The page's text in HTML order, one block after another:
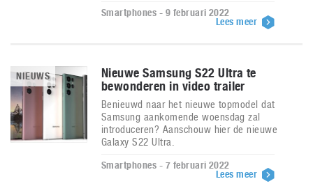
Smartphones - 9 februari 2022
Lees meer
NIEUWS
Nieuwe Samsung S22 Ultra te
bewonderen in video trailer
Benieuwd naar het nieuwe topmodel dat
Samsung aankomende woensdag zal
introduceren? Aanschouw hier de nieuwe
Galaxy S22 Ultra.
Smartphones - 7 februari 2022
Lees meer